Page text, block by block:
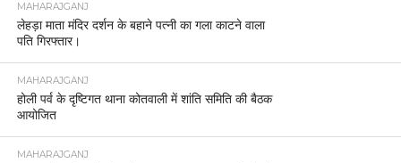
MAHARAJGANJ
लेहड़ा माता मंदिर दर्शन के बहाने पत्नी का गला काटने वाला
पति गिरफ्तार।
MAHARAJGANJ
होली पर्व के दृष्टिगत थाना कोतवाली में शांति समिति की बैठक
आयोजित
MAHARAJGANJ